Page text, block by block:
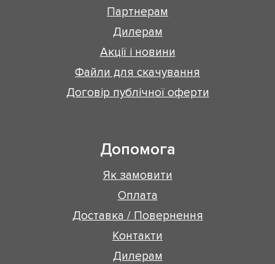
Партнерам
Дилерам
Акції і новини
Файли для скачування
Договір публічної оферти
Допомога
Як замовити
Оплата
Доставка / Повернення
Контакти
Дилерам